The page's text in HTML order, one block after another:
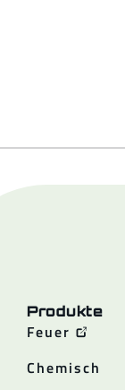
Produkte
Feuer
Chemisch